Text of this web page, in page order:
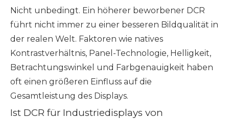
Nicht unbedingt. Ein höherer beworbener DCR
führt nicht immer zu einer besseren Bildqualität in
der realen Welt. Faktoren wie natives
Kontrastverhältnis, Panel-Technologie, Helligkeit,
Betrachtungswinkel und Farbgenauigkeit haben
oft einen größeren Einfluss auf die
Gesamtleistung des Displays.
Ist DCR für Industriedisplays von